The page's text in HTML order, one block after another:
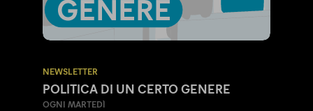
NEWSLETTER
POLITICA DI UN CERTO GENERE
OGNI MARTEDÌ